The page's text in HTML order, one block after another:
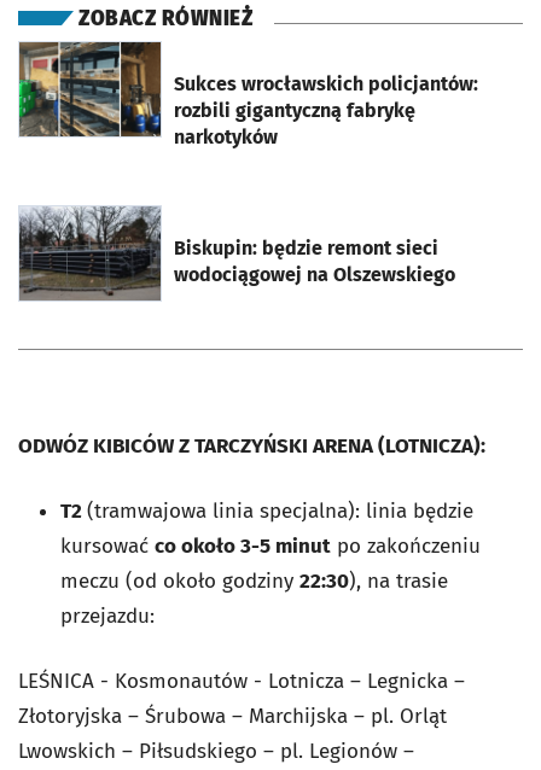
ZOBACZ RÓWNIEŻ
Sukces wrocławskich policjantów:
rozbili gigantyczną fabrykę
narkotyków
otworzy się w nowej karcie
Biskupin: będzie remont sieci
wodociągowej na Olszewskiego
otworzy się w nowej karcie
ODWÓZ KIBICÓW Z TARCZYŃSKI ARENA (LOTNICZA):
T2(tramwajowa linia specjalna): linia będzie
kursować co około 3-5 minut po zakończeniu
meczu (od około godziny 22:30), na trasie
przejazdu:
LEŚNICA - Kosmonautów - Lotnicza – Legnicka –
Złotoryjska – Śrubowa – Marchijska – pl. Orląt
Lwowskich – Piłsudskiego – pl. Legionów –